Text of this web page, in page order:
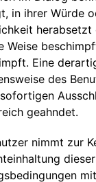
in ihrer Würde
herabsetzt
Weise
Eine
des
geahndet.
nimmt zur
dieser